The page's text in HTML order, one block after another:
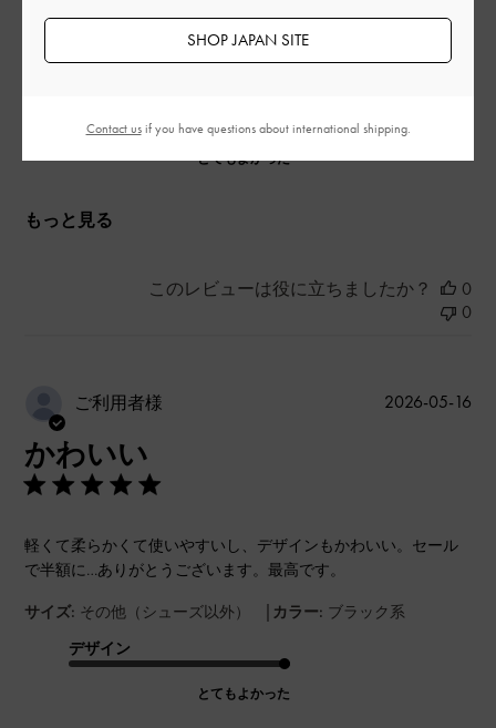
デザイン
とてもよかった
とてもよかった
もっと見る
このレビューは役に立ちましたか？
0
0
ご利用者様
かわいい
軽くて柔らかくて使いやすいし、デザインもかわいい。セール
で半額に…ありがとうございます。最高です。
サイズ: その他（シューズ以外） | カラー: ブラック系
デザイン
とてもよかった
公
2026-05-16
SHOP JAPAN SITE
Contact usif you have questions about international shipping.